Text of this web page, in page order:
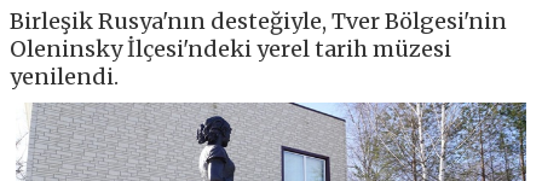
Birleşik Rusya'nın desteğiyle, Tver Bölgesi'nin
Oleninsky İlçesi'ndeki yerel tarih müzesi
yenilendi.